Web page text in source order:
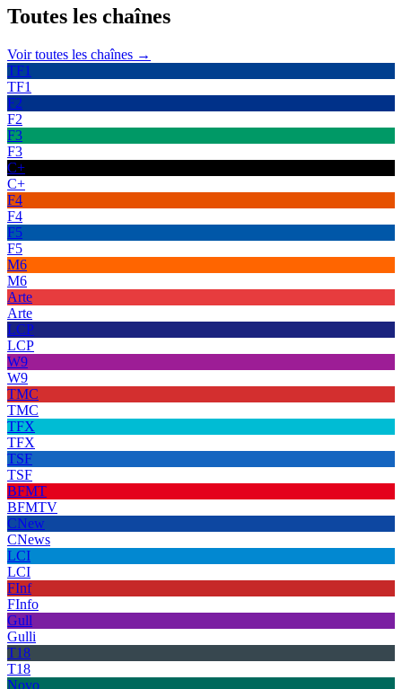
Toutes les chaînes
Voir toutes les chaînes →
TF1
TF1
F2
F2
F3
F3
C+
C+
F4
F4
F5
F5
M6
M6
Arte
Arte
LCP
LCP
W9
W9
TMC
TMC
TFX
TFX
TSF
TSF
BFMT
BFMTV
CNew
CNews
LCI
LCI
FInf
FInfo
Gull
Gulli
T18
T18
Novo